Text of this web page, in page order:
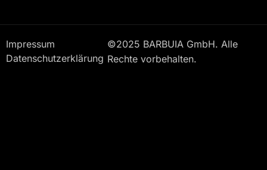
Impressum
Datenschutzerklärung
©2025 BARBUIA GmbH. Alle
Rechte vorbehalten.